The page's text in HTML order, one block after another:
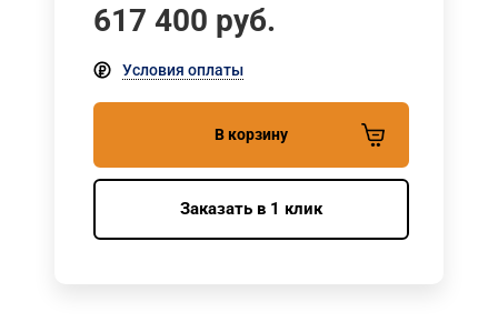
617 400 руб.
Условия оплаты
В корзину
Заказать в 1 клик